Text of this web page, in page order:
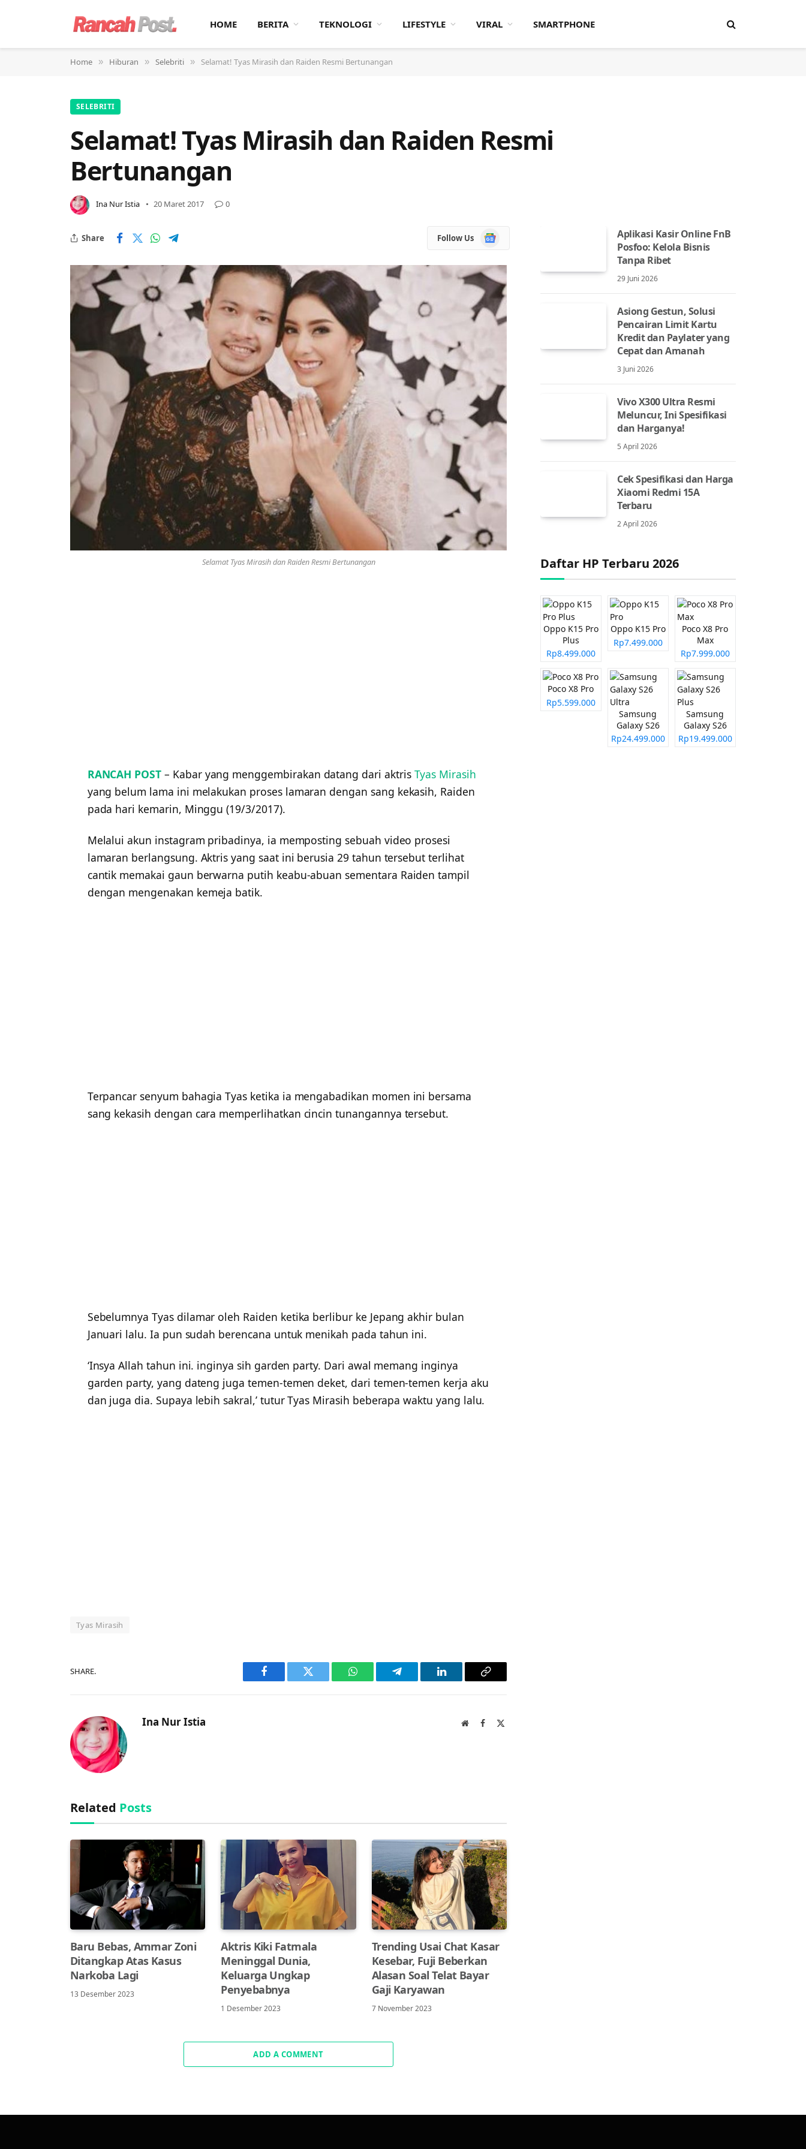
HOME BERITA TEKNOLOGI LIFESTYLE VIRAL SMARTPHONE
Home » Hiburan » Selebriti » Selamat! Tyas Mirasih dan Raiden Resmi Bertunangan
SELEBRITI
Selamat! Tyas Mirasih dan Raiden Resmi
Bertunangan
Ina Nur Istia 20 Maret 2017 0
Share Follow Us
Google
News
Selamat Tyas Mirasih dan Raiden Resmi Bertunangan
RANCAH POST – Kabar yang menggembirakan datang dari aktris Tyas Mirasih
yang belum lama ini melakukan proses lamaran dengan sang kekasih, Raiden
pada hari kemarin, Minggu (19/3/2017).
Melalui akun instagram pribadinya, ia memposting sebuah video prosesi
lamaran berlangsung. Aktris yang saat ini berusia 29 tahun tersebut terlihat
cantik memakai gaun berwarna putih keabu-abuan sementara Raiden tampil
dengan mengenakan kemeja batik.
Terpancar senyum bahagia Tyas ketika ia mengabadikan momen ini bersama
sang kekasih dengan cara memperlihatkan cincin tunangannya tersebut.
Sebelumnya Tyas dilamar oleh Raiden ketika berlibur ke Jepang akhir bulan
Januari lalu. Ia pun sudah berencana untuk menikah pada tahun ini.
‘Insya Allah tahun ini. inginya sih garden party. Dari awal memang inginya
garden party, yang dateng juga temen-temen deket, dari temen-temen kerja aku
dan juga dia. Supaya lebih sakral,’ tutur Tyas Mirasih beberapa waktu yang lalu.
Tyas Mirasih
SHARE.
Facebook Twitter WhatsAppTelegram LinkedIn Copy
Ina Nur Istia WebsiteFacebook
Related Posts
Baru Bebas, Ammar Zoni
Ditangkap Atas Kasus
Narkoba Lagi
13 Desember 2023
Aktris Kiki Fatmala
Meninggal Dunia,
Keluarga Ungkap
Penyebabnya
1 Desember 2023
Trending Usai Chat Kasar
Kesebar, Fuji Beberkan
Alasan Soal Telat Bayar
Gaji Karyawan
7 November 2023
ADD A COMMENT
Aplikasi Kasir Online FnB
Posfoo: Kelola Bisnis
Tanpa Ribet
29 Juni 2026
Asiong Gestun, Solusi
Pencairan Limit Kartu
Kredit dan Paylater yang
Cepat dan Amanah
3 Juni 2026
Vivo X300 Ultra Resmi
Meluncur, Ini Spesifikasi
dan Harganya!
5 April 2026
Cek Spesifikasi dan Harga
Xiaomi Redmi 15A
Terbaru
2 April 2026
Daftar HP Terbaru 2026
Oppo K15 Pro
Plus
Rp8.499.000
Oppo K15 Pro
Rp7.499.000
Poco X8 Pro
Max
Rp7.999.000
Poco X8 Pro
Rp5.599.000
Samsung
Galaxy S26
Ultra
Rp24.499.000
Samsung
Galaxy S26
Plus
Rp19.499.000